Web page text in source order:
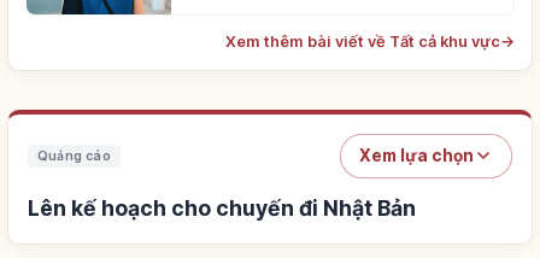
Xem thêm bài viết về Tất cả khu vực→
Quảng cáo Xem lựa chọn
Lên kế hoạch cho chuyến đi Nhật Bản